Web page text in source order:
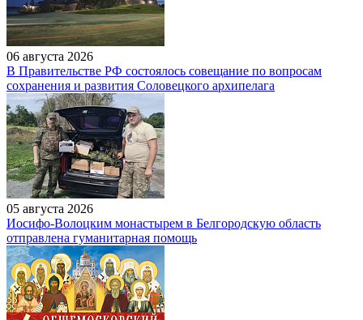
06 августа 2026
В Правительстве РФ состоялось совещание по вопросам
сохранения и развития Соловецкого архипелага
05 августа 2026
Иосифо-Волоцким монастырем в Белгородскую область
отправлена гуманитарная помощь